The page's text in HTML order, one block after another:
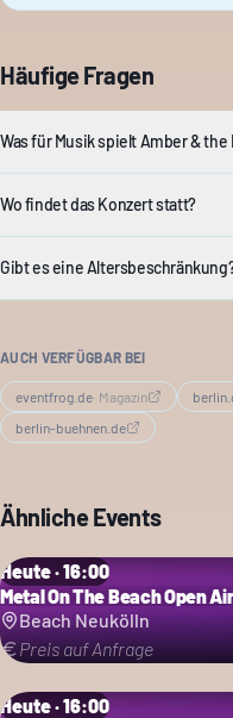
Häufige Fragen
Was für Musik spielt Amber & the
Wo findet das Konzert statt?
Gibt es eine
AUCH VERFÜGBAR BEI
eventfrog.de· Magazin
berlin-buehnen.de
Ähnliche Events
Heute · 16:00
Metal On The Beach Open Air
Beach Neukölln
Preis auf Anfrage
Heute · 16:00